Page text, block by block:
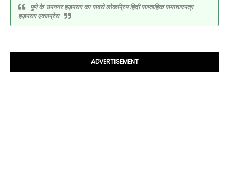
पुणे के उपनगर हड़पसर का सबसे लोकप्रिय हिंदी साप्ताहिक समाचारपत्र
हड़पसर एक्सप्रेस
ADVERTISEMENT